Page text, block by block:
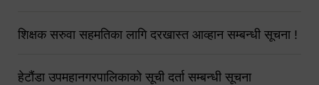
शिक्षक सरुवा सहमतिका लागि दरखास्त आव्हान सम्बन्धी सूचना !
हेटौंडा उपमहानगरपालिकाको सूची दर्ता सम्बन्धी सूचना